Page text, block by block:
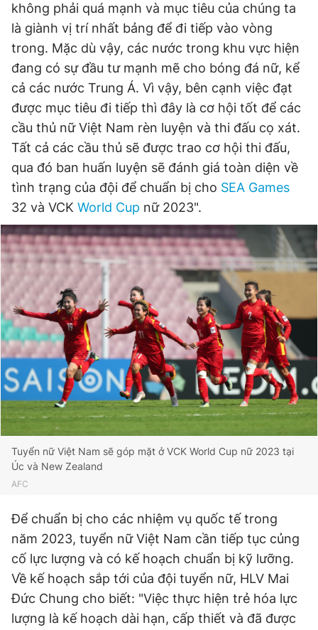
không phải quá mạnh và mục tiêu của chúng ta
là giành vị trí nhất bảng để đi tiếp vào vòng
trong. Mặc dù vậy, các nước trong khu vực hiện
đang có sự đầu tư mạnh mẽ cho bóng đá nữ, kể
cả các nước Trung Á. Vì vậy, bên cạnh việc đạt
được mục tiêu đi tiếp thì đây là cơ hội tốt để các
cầu thủ nữ Việt Nam rèn luyện và thi đấu cọ xát.
Tất cả các cầu thủ sẽ được trao cơ hội thi đấu,
qua đó ban huấn luyện sẽ đánh giá toàn diện về
tình trạng của đội để chuẩn bị cho SEA Games
32 và VCK World Cup nữ 2023".
Tuyển nữ Việt Nam sẽ góp mặt ở VCK World Cup nữ 2023 tại
Úc và New Zealand
AFC
Để chuẩn bị cho các nhiệm vụ quốc tế trong
năm 2023, tuyển nữ Việt Nam cần tiếp tục củng
cố lực lượng và có kế hoạch chuẩn bị kỹ lưỡng.
Về kế hoạch sắp tới của đội tuyển nữ, HLV Mai
Đức Chung cho biết: "Việc thực hiện trẻ hóa lực
lượng là kế hoạch dài hạn, cấp thiết và đã được